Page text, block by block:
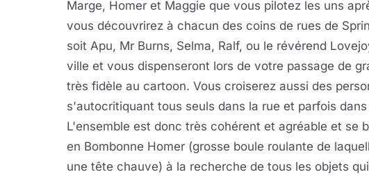
Marge, Homer et Maggie que vous pilotez les uns
vous découvrirez à chacun des coins de rues de
soit Apu, Mr Burns, Selma, Ralf, ou le révérend
ville et vous dispenseront lors de votre passage de
très fidèle au cartoon. Vous croiserez aussi des
s'autocritiquant tous seuls dans la rue et parfois
L'ensemble est donc très cohérent et agréable et se
en Bombonne Homer (grosse boule roulante de
une tête chauve) à la recherche de tous les objets